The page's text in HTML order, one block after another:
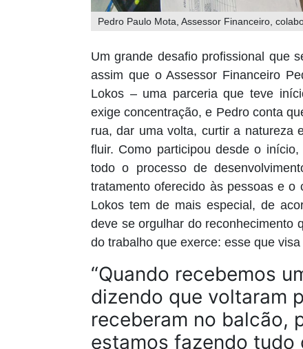
Pedro Paulo Mota, Assessor Financeiro,
Um grande desafio profissional que
assim que o Assessor Financeiro
Lokos – uma parceria que teve
exige concentração, e Pedro conta
rua, dar uma volta, curtir a natureza
fluir. Como participou desde o
todo o processo de
tratamento oferecido às pessoas e
Lokos tem de mais especial, de
deve se orgulhar do reconhecimento
do trabalho que exerce: esse que
“Quando recebemos
dizendo que voltaram
receberam no balcão,
estamos fazendo tudo